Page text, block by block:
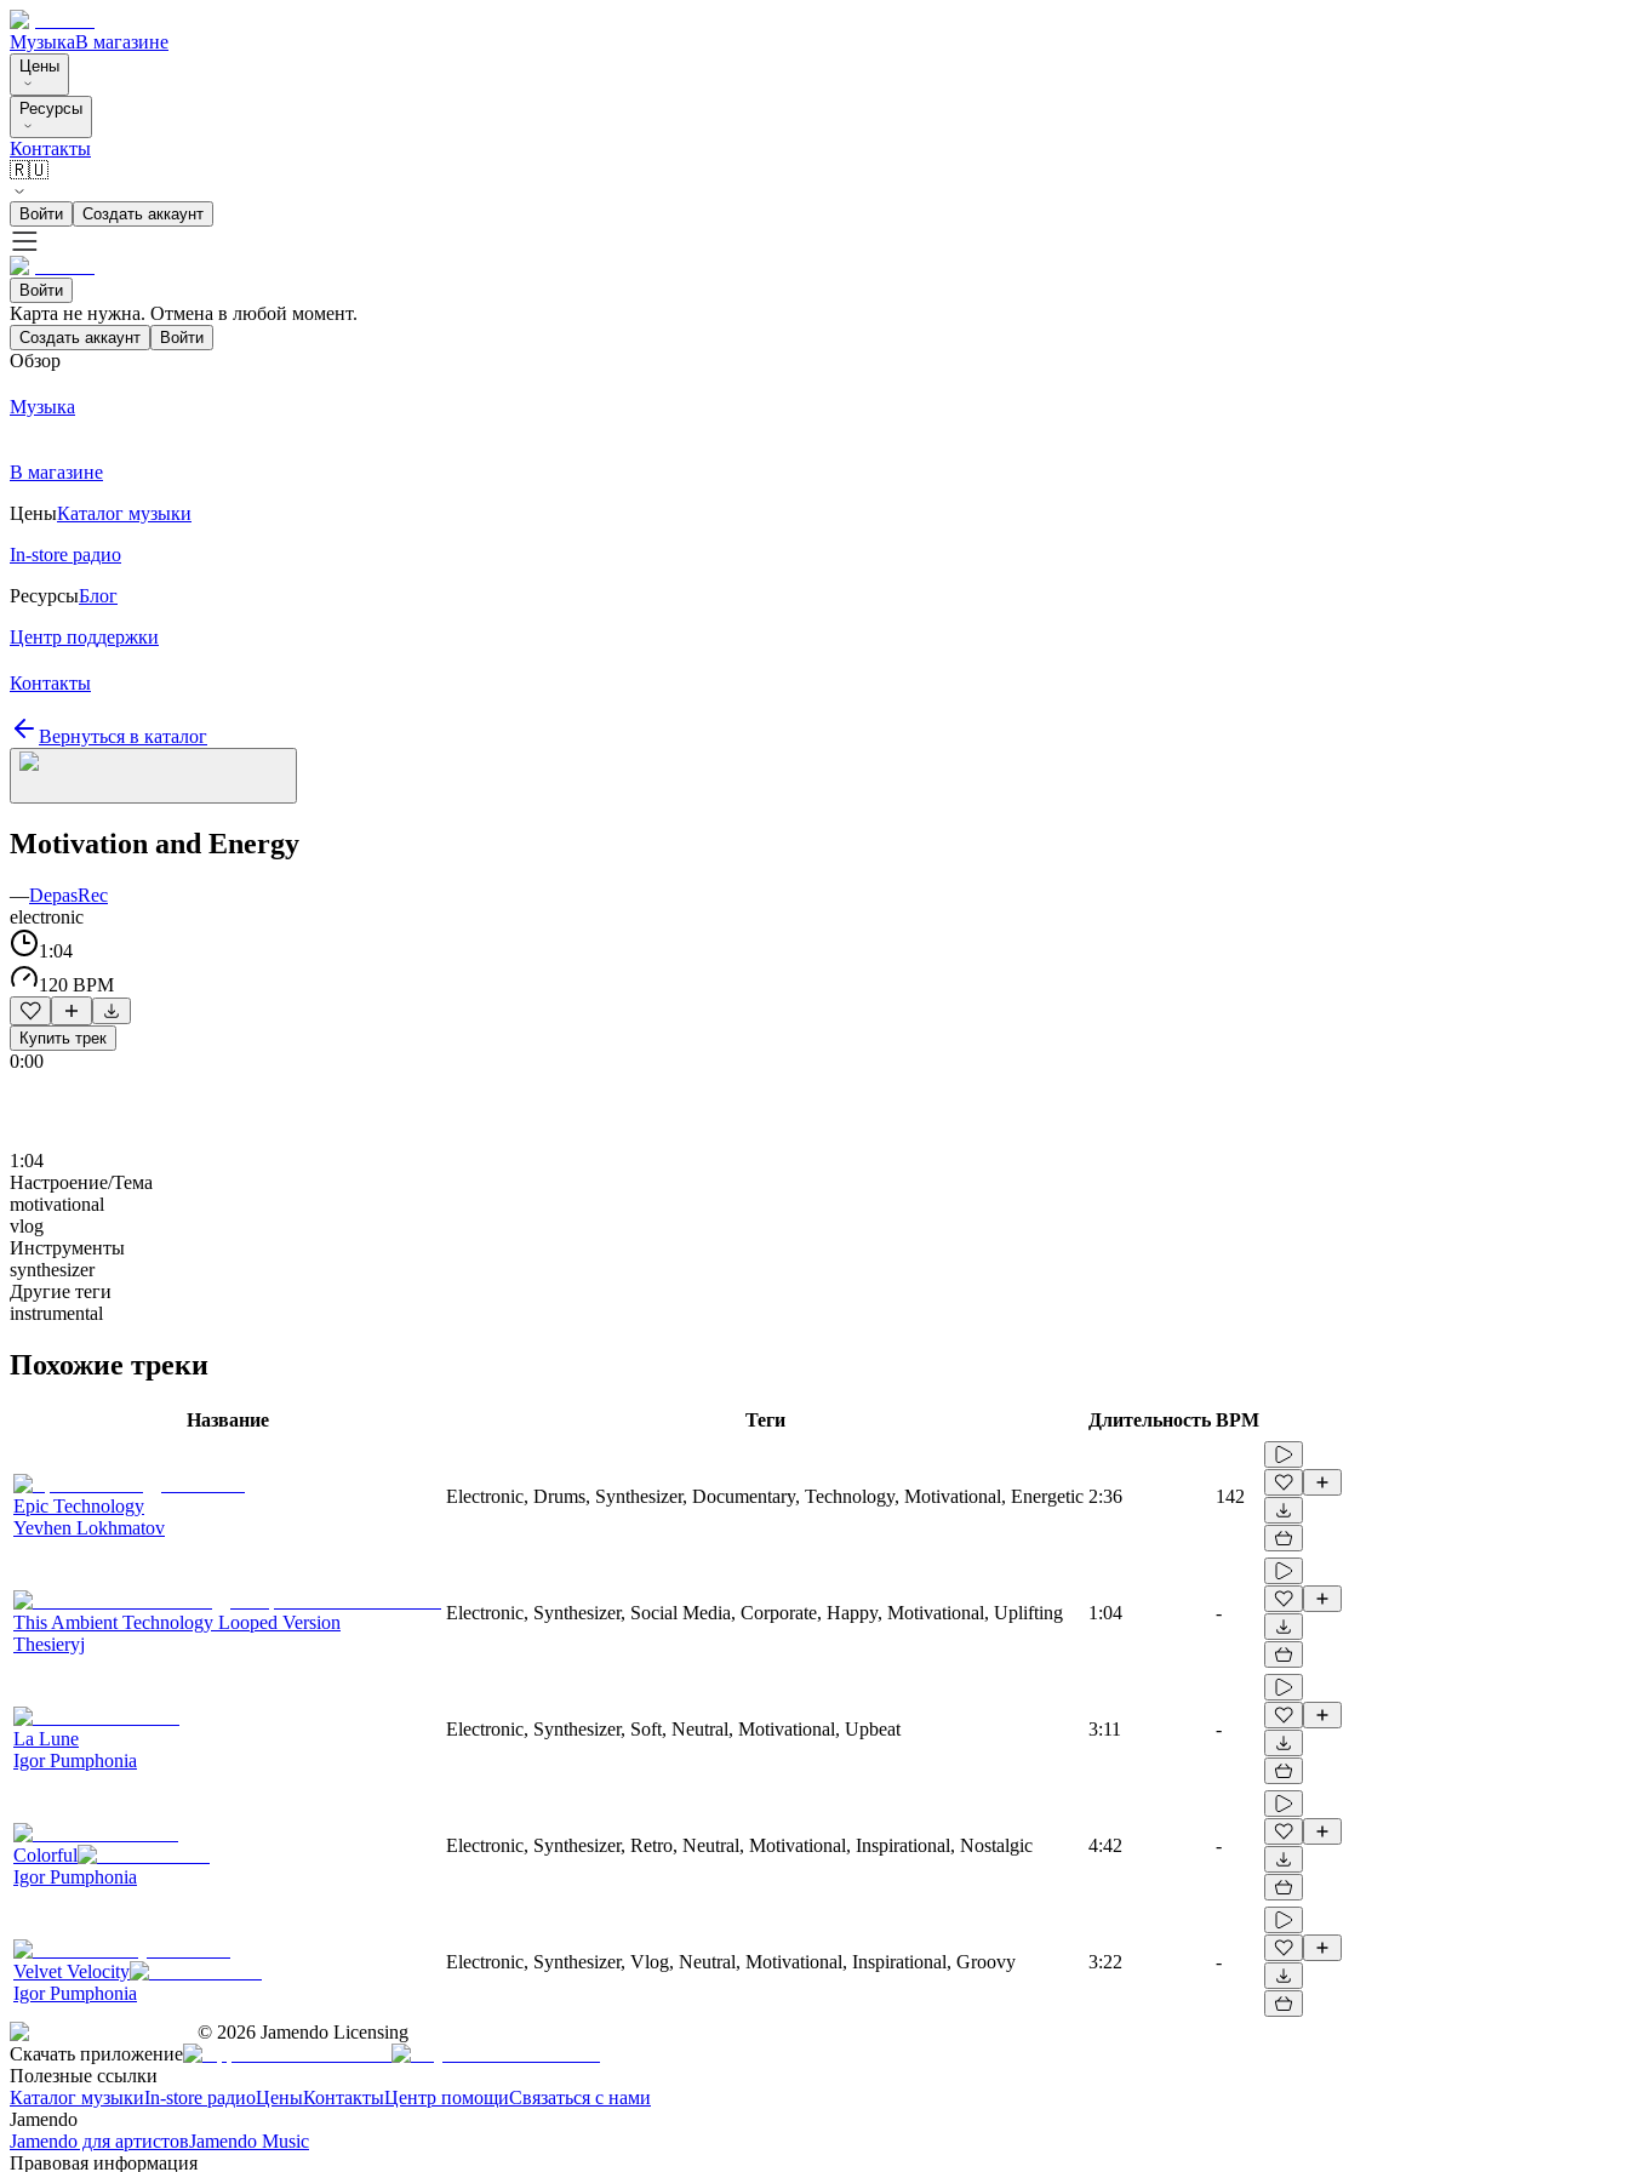
МузыкаВ магазине
Цены
Ресурсы
Контакты
🇷🇺
Войти Создать аккаунт
Войти
Карта не нужна. Отмена в любой момент.
Создать аккаунт Войти
Обзор
Музыка
В магазине
ЦеныКаталог музыки
In-store радио
РесурсыБлог
Центр поддержки
Контакты
Вернуться в каталог
Motivation and Energy
—DepasRec
electronic
1:04
120 BPM
Купить трек
0:00
1:04
Настроение/Тема
motivational
vlog
Инструменты
synthesizer
Другие теги
instrumental
Похожие треки
Название Теги Длительность BPM
Epic Technology
Yevhen Lokhmatov
Electronic, Drums, Synthesizer, Documentary, Technology, Motivational, Energetic 2:36 142
This Ambient Technology Looped Version
Thesieryj
Electronic, Synthesizer, Social Media, Corporate, Happy, Motivational, Uplifting 1:04 -
La Lune
Igor Pumphonia
Electronic, Synthesizer, Soft, Neutral, Motivational, Upbeat 3:11 -
Colorful
Igor Pumphonia
Electronic, Synthesizer, Retro, Neutral, Motivational, Inspirational, Nostalgic 4:42 -
Velvet Velocity
Igor Pumphonia
Electronic, Synthesizer, Vlog, Neutral, Motivational, Inspirational, Groovy 3:22 -
© 2026 Jamendo Licensing
Скачать приложение
Полезные ссылки
Каталог музыкиIn-store радиоЦеныКонтактыЦентр помощиСвязаться с нами
Jamendo
Jamendo для артистовJamendo Music
Правовая информация